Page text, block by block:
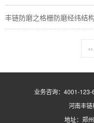
丰链防磨之格栅防磨经纬结
‹‹
业务咨询：4001-
河南丰
地址：郑